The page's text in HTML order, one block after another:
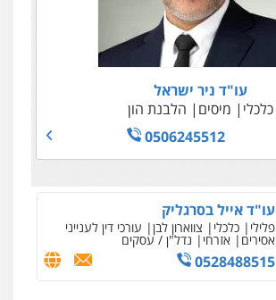
עו"ד ניר ישראל
כלכלי
מיסים
הלבנת הון
0506245512
עו"ד אייל בסרגליק
פלילי כלכלי צווארון לבן עורכי דין לענייני
אסירים אזרחי נדל"ן / עסקים
0528488515